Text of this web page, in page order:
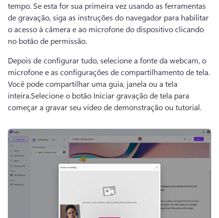
tempo. Se esta for sua primeira vez usando as ferramentas
de gravação, siga as instruções do navegador para habilitar
o acesso à câmera e ao microfone do dispositivo clicando
no botão de permissão.
Depois de configurar tudo, selecione a fonte da webcam, o
Você pode compartilhar uma guia, janela ou a tela
inteira.Selecione o botão Iniciar gravação de tela para
começar a gravar seu vídeo de demonstração ou tutorial.